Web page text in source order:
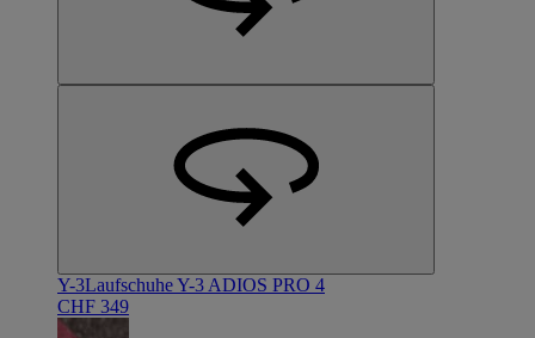
Y-3Laufschuhe Y-3 ADIOS PRO 4
CHF 349